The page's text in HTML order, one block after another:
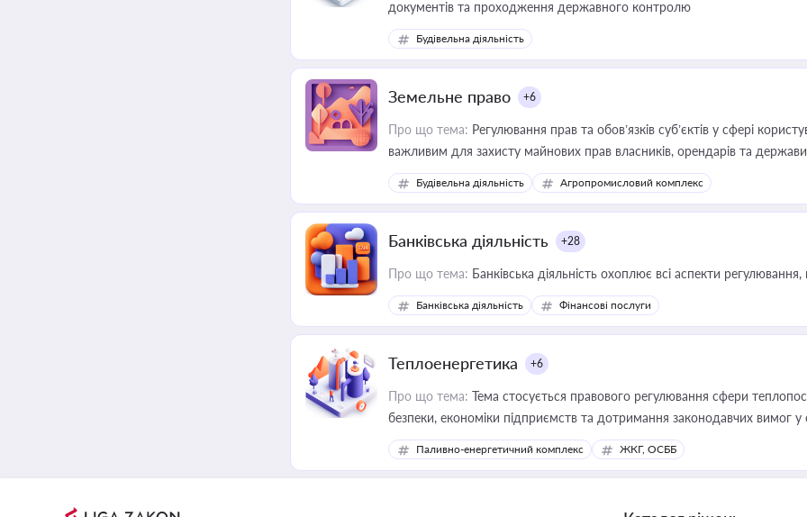
документів та проходження державного контролю
Будівельна діяльність
Земельне право +6
Про що тема: Регулювання прав та обов’язків суб’єктів у сфері
важливим для захисту майнових прав власників, орендарів та
ресурсами
Будівельна діяльність Агропромисловий комплекс
Банківська діяльність +28
Про що тема: Банківська діяльність охоплює всі аспекти
Банківська діяльність Фінансові послуги
Теплоенергетика +6
Про що тема: Тема стосується правового регулювання сфери
безпеки, економіки підприємств та дотримання законодавчих вимог
Паливно-енергетичний комплекс ЖКГ, ОСББ